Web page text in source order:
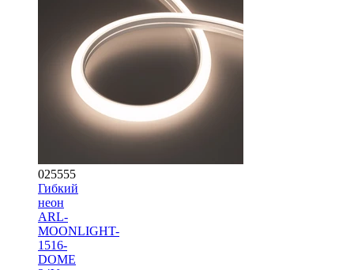
025555
Гибкий
неон
ARL-
MOONLIGHT-
1516-
DOME